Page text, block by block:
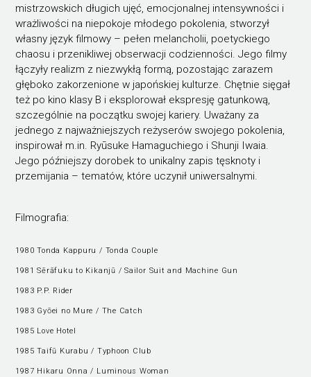
mistrzowskich długich ujęć, emocjonalnej intensywności i
wrażliwości na niepokoje młodego pokolenia, stworzył
własny język filmowy – pełen melancholii, poetyckiego
chaosu i przenikliwej obserwacji codzienności. Jego filmy
łączyły realizm z niezwykłą formą, pozostając zarazem
głęboko zakorzenione w japońskiej kulturze. Chętnie sięgał
też po kino klasy B i eksplorował ekspresję gatunkową,
szczególnie na początku swojej kariery. Uważany za
jednego z najważniejszych reżyserów swojego pokolenia,
inspirował m.in. Ryūsuke Hamaguchiego i Shunji Iwaia.
Jego późniejszy dorobek to unikalny zapis tęsknoty i
przemijania – tematów, które uczynił uniwersalnymi.
Filmografia:
1980 Tonda Kappuru / Tonda Couple
1981 Sērāfuku to Kikanjū / Sailor Suit and Machine Gun
1983 P.P. Rider
1983 Gyōei no Mure / The Catch
1985 Love Hotel
1985 Taifū Kurabu / Typhoon Club
1987 Hikaru Onna / Luminous Woman